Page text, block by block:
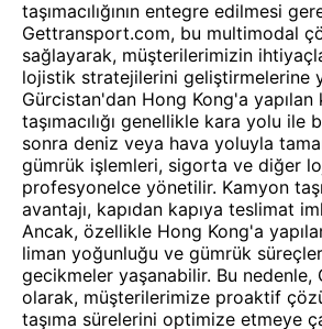
taşımacılığının entegre edilmesi
Gettransport.com, bu multimodal
sağlayarak, müşterilerimizin
lojistik stratejilerini geliştirmelerine
Gürcistan'dan Hong Kong'a yapılan
taşımacılığı genellikle kara yolu ile
sonra deniz veya hava yoluyla
gümrük işlemleri, sigorta ve diğer
profesyonelce yönetilir. Kamyon
avantajı, kapıdan kapıya teslimat
Ancak, özellikle Hong Kong'a
liman yoğunluğu ve gümrük
gecikmeler yaşanabilir. Bu
olarak, müşterilerimize proaktif
taşıma sürelerini optimize etmeye